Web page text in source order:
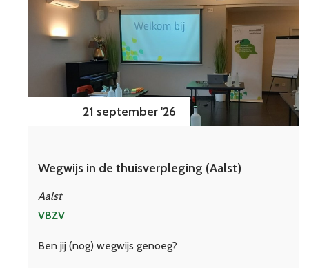
21 september '26
Wegwijs in de thuisverpleging (Aalst)
Aalst
VBZV
Ben jij (nog) wegwijs genoeg?